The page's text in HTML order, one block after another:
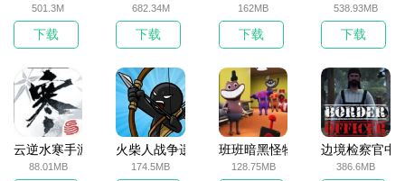
501.3M
下载
682.34M
下载
162MB
下载
538.93MB
下载
云逆水寒手游
88.01MB
火柴人战争遗产无敌版
174.5MB
班班暗黑怪物生存挑战5
128.75MB
边境检察官中
386.6MB